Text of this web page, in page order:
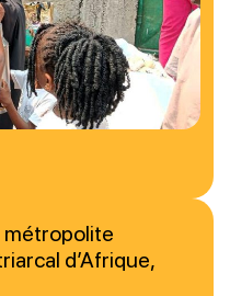
métropolite
d’Afrique,